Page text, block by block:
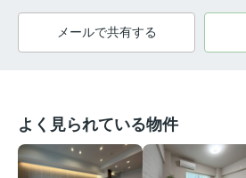
メールで共有する
よく見られている物件